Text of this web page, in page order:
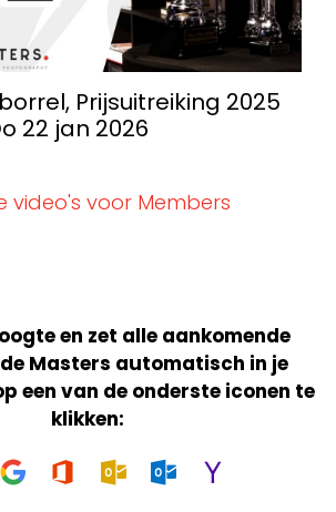
Prijsuitreiking 2025
22 jan 2026
video's voor Members
en zet alle aankomende
Masters automatisch in je
een van de onderste iconen te
klikken: